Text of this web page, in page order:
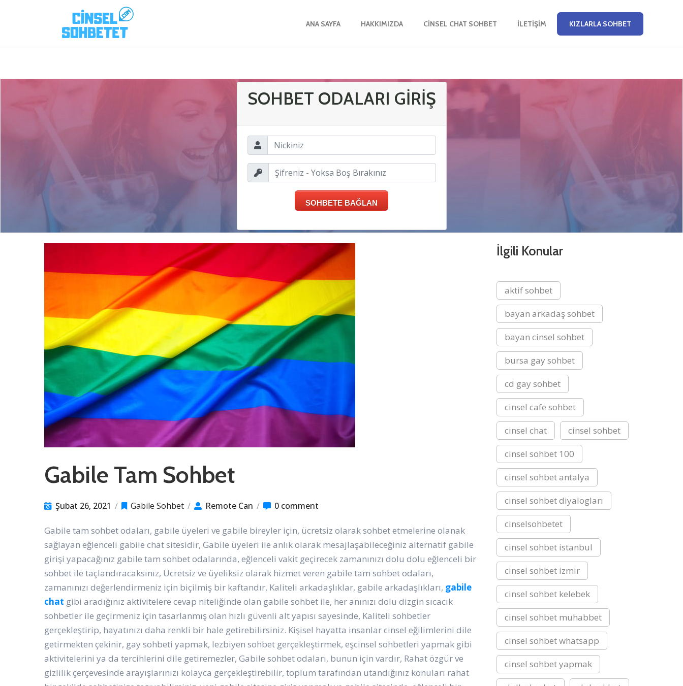
ANA SAYFA HAKKIMIZDA CINSEL CHAT SOHBET İLETIŞIM KIZLARLA SOHBET
SOHBET ODALARI GİRİŞ
Gabile Tam Sohbet
Şubat 26, 2021 / Gabile Sohbet / Remote Can / 0 comment
Gabile tam sohbet odaları, gabile üyeleri ve gabile bireyler için, ücretsiz olarak sohbet etmelerine olanak
sağlayan eğlenceli gabile chat sitesidir, Gabile üyeleri ile anlık olarak mesajlaşabileceğiniz alternatif gabile
girişi yapacağınız gabile tam sohbet odalarında, eğlenceli vakit geçirecek zamanınızı dolu dolu eğlenceli bir
sohbet ile taçlandıracaksınız, Ücretsiz ve üyeliksiz olarak hizmet veren gabile tam sohbet odaları,
zamanınızı değerlendirmeniz için biçilmiş bir kaftandır, Kaliteli arkadaşlıklar, gabile arkadaşlıkları, gabile
chat gibi aradığınız aktivitelere cevap niteliğinde olan gabile sohbet ile, her anınızı dolu dizgin sıcacık
sohbetler ile geçirmeniz için tasarlanmış olan hızlı güvenli alt yapısı sayesinde, Kaliteli sohbetler
gerçekleştirip, hayatınızı daha renkli bir hale getirebilirsiniz. Kişisel hayatta insanlar cinsel eğilimlerini dile
getirmekten çekinir, gay sohbeti yapmak, lezbiyen sohbet gerçekleştirmek, eşcinsel sohbetleri yapmak gibi
aktivitelerini ya da tercihlerini dile getiremezler, Gabile sohbet odaları, bunun için vardır, Rahat özgür ve
gizlilik çerçevesinde arayışlarınızı kolayca gerçekleştirebilir, toplum tarafından utandığınız konuları rahat
İlgili Konular
aktif sohbet
bayan arkadaş sohbet
bayan cinsel sohbet
bursa gay sohbet
cd gay sohbet
cinsel cafe sohbet
cinsel chat
cinsel sohbet
cinsel sohbet 100
cinsel sohbet antalya
cinsel sohbet diyalogları
cinselsohbetet
cinsel sohbet istanbul
cinsel sohbet izmir
cinsel sohbet kelebek
cinsel sohbet muhabbet
cinsel sohbet whatsapp
cinsel sohbet yapmak